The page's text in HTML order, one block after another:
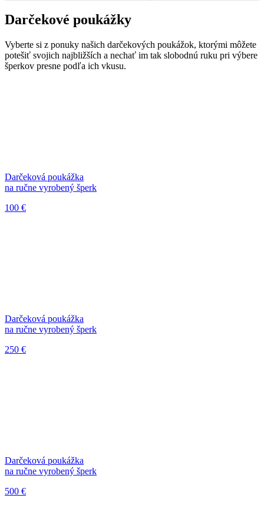
Darčekové poukážky
Vyberte si z ponuky našich darčekových poukážok, ktorými môžete
potešiť svojich najbližších a nechať im tak slobodnú ruku pri výbere
šperkov presne podľa ich vkusu.
Darčeková poukážka
na ručne vyrobený šperk
100 €
Darčeková poukážka
na ručne vyrobený šperk
250 €
Darčeková poukážka
na ručne vyrobený šperk
500 €